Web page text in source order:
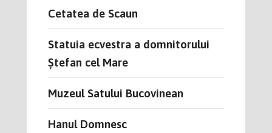
Cetatea de Scaun
Statuia ecvestra a domnitorului
Ștefan cel Mare
Muzeul Satului Bucovinean
Hanul Domnesc